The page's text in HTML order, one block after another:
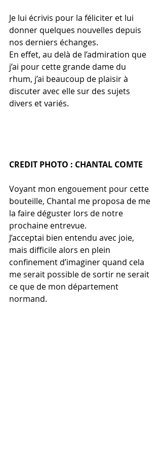
Je lui écrivis pour la féliciter et lui
donner quelques nouvelles depuis
nos derniers échanges.
En effet, au delà de l’admiration que
j’ai pour cette grande dame du
rhum, j’ai beaucoup de plaisir à
discuter avec elle sur des sujets
divers et variés.
CREDIT PHOTO : CHANTAL COMTE
Voyant mon engouement pour cette
bouteille, Chantal me proposa de me
la faire déguster lors de notre
prochaine entrevue.
J’acceptai bien entendu avec joie,
mais difficile alors en plein
confinement d’imaginer quand cela
me serait possible de sortir ne serait
ce que de mon département
normand.